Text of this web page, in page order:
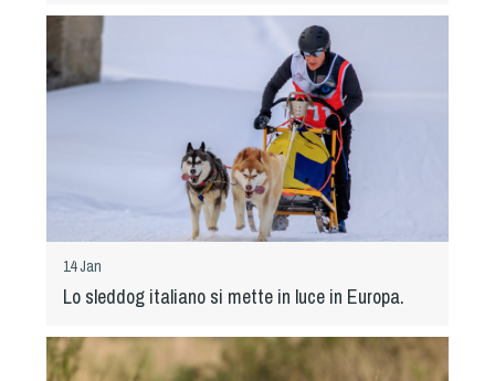
14 Jan
Lo sleddog italiano si mette in luce in Europa.